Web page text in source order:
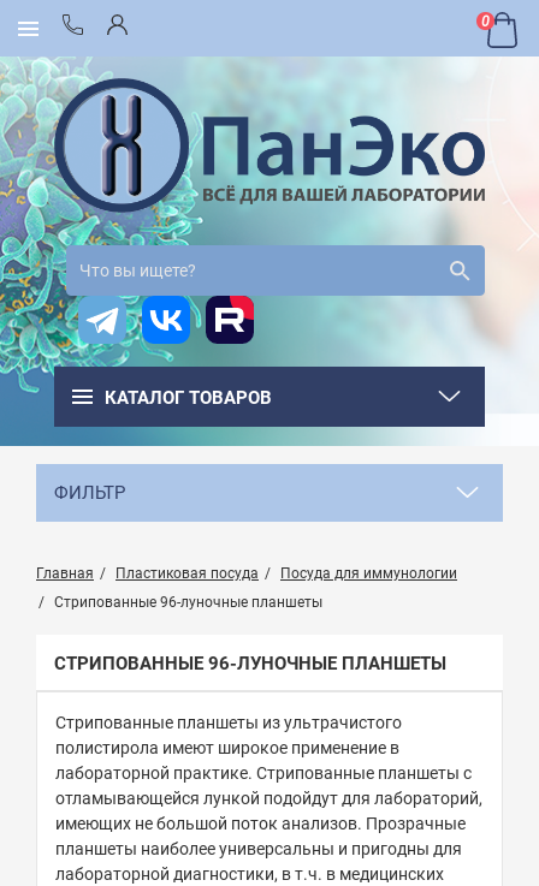
0
КАТАЛОГ ТОВАРОВ
ФИЛЬТР
Главная Пластиковая посуда
Посуда для иммунологии
Стрипованные 96-луночные планшеты
СТРИПОВАННЫЕ 96-ЛУНОЧНЫЕ ПЛАНШЕТЫ
Стрипованные планшеты из ультрачистого
полистирола имеют широкое применение в
лабораторной практике. Стрипованные планшеты с
отламывающейся лункой подойдут для лабораторий,
имеющих не большой поток анализов. Прозрачные
планшеты наиболее универсальны и пригодны для
лабораторной диагностики, в т.ч. в медицинских